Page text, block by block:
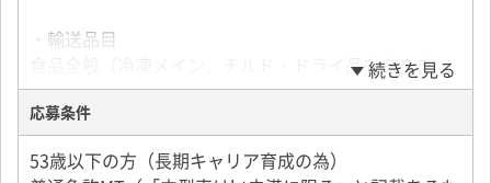
・輸送品目
食品全般（冷凍メイン、チルド・ドライ品もありま
す）
・配送件数
1日1～3件
続きを見る
応募条件
53歳以下の方（長期キャリア育成の為）